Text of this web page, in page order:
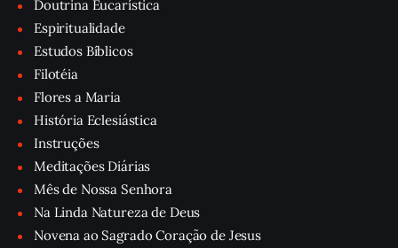
Doutrina Eucarística
Espiritualidade
Estudos Bíblicos
Filotéia
Flores a Maria
História Eclesiástica
Instruções
Meditações Diárias
Mês de Nossa Senhora
Na Linda Natureza de Deus
Novena ao Sagrado Coração de Jesus